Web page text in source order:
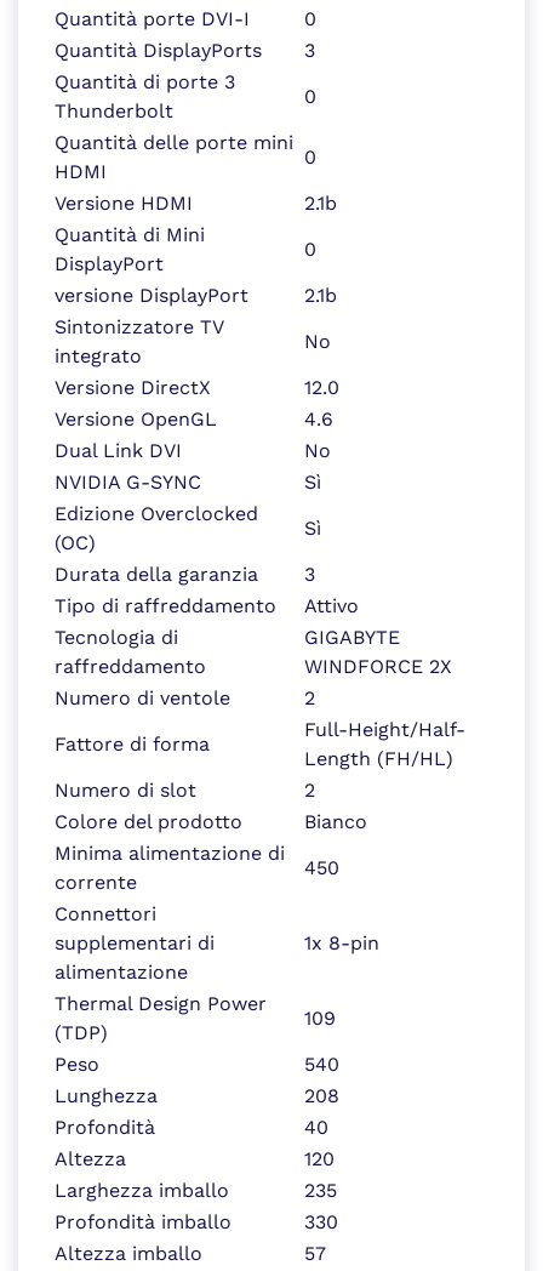
Quantità porte DVI-I
0
Quantità DisplayPorts
3
Quantità di porte 3
Thunderbolt
0
Quantità delle porte mini
HDMI
0
Versione HDMI
2.1b
Quantità di Mini
DisplayPort
0
versione DisplayPort
2.1b
Sintonizzatore TV
integrato
No
Versione DirectX
12.0
Versione OpenGL
4.6
Dual Link DVI
No
NVIDIA G-SYNC
Sì
Edizione Overclocked
(OC)
Sì
Durata della garanzia
3
Tipo di raffreddamento
Attivo
Tecnologia di
raffreddamento
GIGABYTE
WINDFORCE 2X
Numero di ventole
2
Fattore di forma
Full-Height/Half-
Length (FH/HL)
Numero di slot
2
Colore del prodotto
Bianco
Minima alimentazione di
corrente
450
Connettori
supplementari di
alimentazione
1x 8-pin
Thermal Design Power
(TDP)
109
Peso
540
Lunghezza
208
Profondità
40
Altezza
120
Larghezza imballo
235
Profondità imballo
330
Altezza imballo
57